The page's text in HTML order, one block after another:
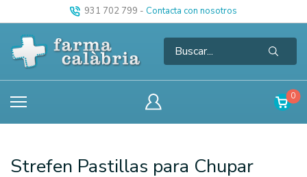
931 702 799 - Contacta con nosotros
0
Strefen Pastillas para Chupar